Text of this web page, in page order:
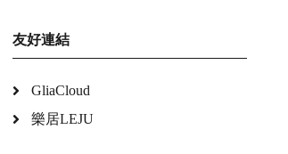
友好連結
GliaCloud
樂居LEJU